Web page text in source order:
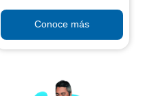
Conoce más